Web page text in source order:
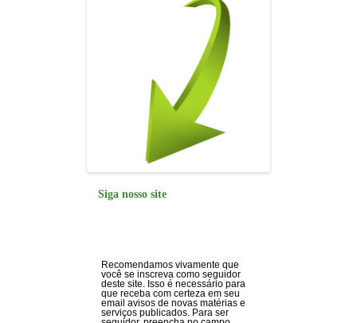
Siga nosso site
Recomendamos vivamente que
você se inscreva como seguidor
deste site. Isso é necessário para
que receba com certeza em seu
email avisos de novas matérias e
serviços publicados. Para ser